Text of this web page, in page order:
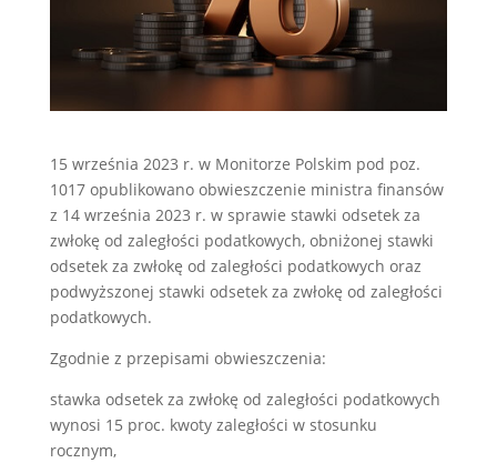
15 września 2023 r. w Monitorze Polskim pod poz.
1017 opublikowano obwieszczenie ministra finansów
z 14 września 2023 r. w sprawie stawki odsetek za
zwłokę od zaległości podatkowych, obniżonej stawki
odsetek za zwłokę od zaległości podatkowych oraz
podwyższonej stawki odsetek za zwłokę od zaległości
podatkowych.
Zgodnie z przepisami obwieszczenia:
stawka odsetek za zwłokę od zaległości podatkowych
wynosi 15 proc. kwoty zaległości w stosunku
rocznym,